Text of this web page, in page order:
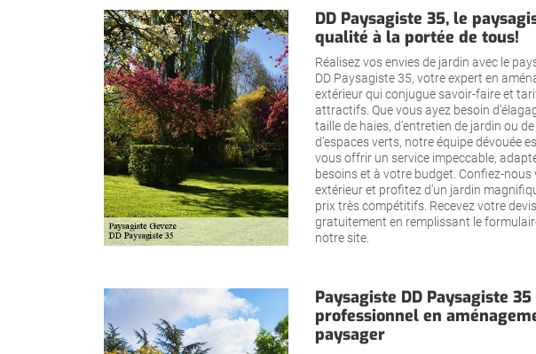
DD Paysagiste 35, le
qualité à la portée de tous!
Réalisez vos envies de jardin avec le
DD Paysagiste 35, votre expert en
extérieur qui conjugue savoir-faire et
attractifs. Que vous ayez besoin
taille de haies, d'entretien de jardin ou
d’espaces verts, notre équipe dévouée
vous offrir un service impeccable,
besoins et à votre budget. Confiez-nous
extérieur et profitez d’un jardin
prix très compétitifs. Recevez votre devis
gratuitement en remplissant le
notre site.
Paysagiste DD Paysagiste 35
professionnel en
paysager